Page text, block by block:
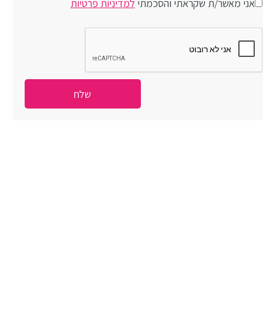
אני מאשר/ת שקראתי והסכמתי למדיניות פרטיות